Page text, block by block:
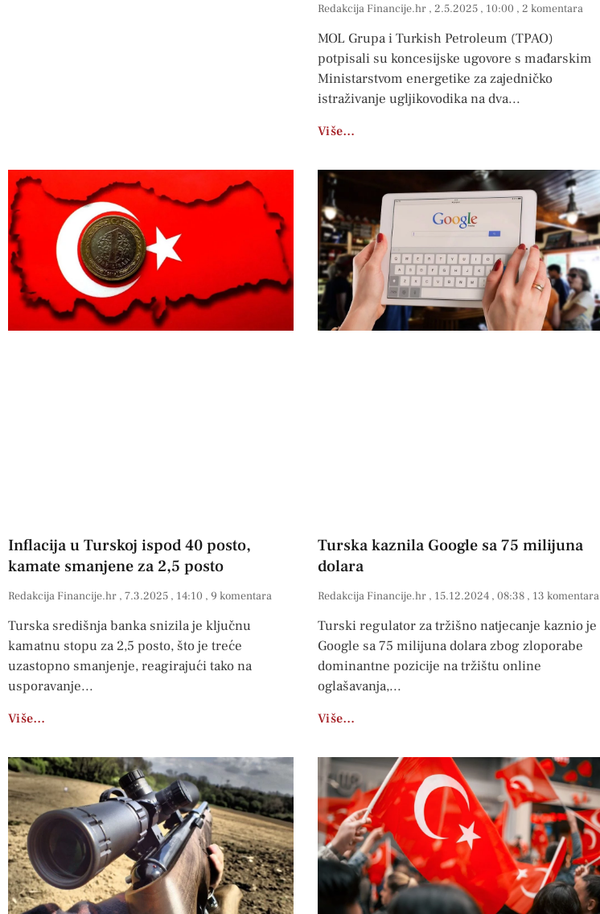
Redakcija Financije.hr 2.5.2025 10:00 2 komentara
MOL Grupa i Turkish Petroleum (TPAO)
potpisali su koncesijske ugovore s mađarskim
Ministarstvom energetike za zajedničko
istraživanje ugljikovodika na dva
Više…
Inflacija u Turskoj ispod 40 posto,
kamate smanjene za 2,5 posto
Redakcija Financije.hr 7.3.2025 14:10 9 komentara
Turska središnja banka snizila je ključnu
kamatnu stopu za 2,5 posto, što je treće
uzastopno smanjenje, reagirajući tako na
usporavanje
Više…
Turska kaznila Google sa 75 milijuna
dolara
Redakcija Financije.hr 15.12.2024 08:38 13 komentara
Turski regulator za tržišno natjecanje kaznio je
Google sa 75 milijuna dolara zbog zloporabe
dominantne pozicije na tržištu online
oglašavanja,
Više…